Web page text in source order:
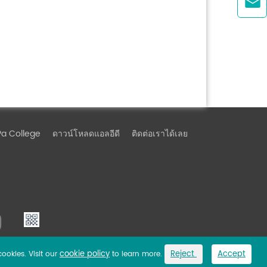
College ดาวน์โหลดแอลอีดี ติดต่อเราได้เลย
Sitemap
Visit our cookie policy to learn more. Reject Accept